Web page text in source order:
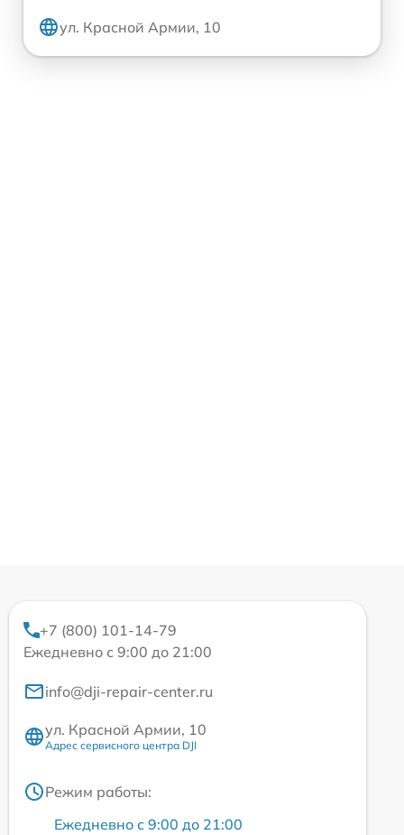
ул. Красной Армии, 10
+7 (800) 101-14-79
Ежедневно с 9:00 до 21:00
info@dji-repair-center.ru
ул. Красной Армии, 10
Адрес сервисного центра DJI
Режим работы:
Ежедневно с 9:00 до 21:00